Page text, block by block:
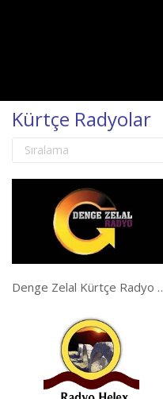
Kürtçe Radyolar
Sıralama
Denge Zelal